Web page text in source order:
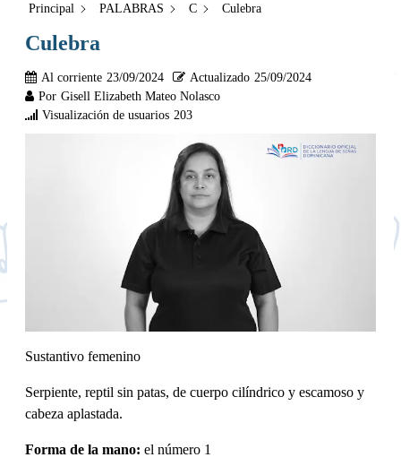
Principal
PALABRAS C Culebra
Culebra
Al corriente 23/09/2024 Actualizado 25/09/2024
Por Gisell Elizabeth Mateo Nolasco
Visualización de usuarios 203
Sustantivo femenino
Serpiente, reptil sin patas, de cuerpo cilíndrico y escamoso y
cabeza aplastada.
Forma de la mano: el número 1